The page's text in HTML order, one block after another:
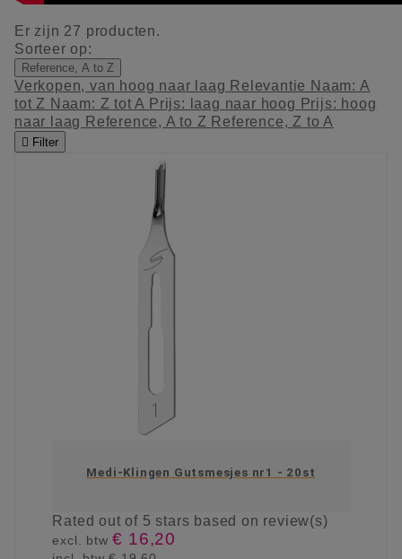
Er zijn 27 producten.
Sorteer op:
Reference, A to Z
Verkopen, van hoog naar laag Relevantie Naam: A
tot Z Naam: Z tot A Prijs: laag naar hoog Prijs: hoog
naar laag Reference, A to Z Reference, Z to A
 Filter
Medi-Klingen Gutsmesjes nr1 - 20st
Ratedout of 5 stars based on review(s)
excl. btw€ 16,20